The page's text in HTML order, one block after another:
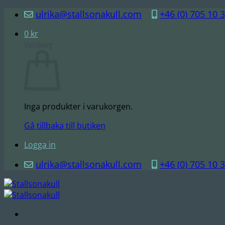
Skip
content
ulrika@stallsonakull.com +46 (0) 705 10
0 kr
Inga produkter i varukorgen.
Gå tillbaka till butiken
Logga in
ulrika@stallsonakull.com +46 (0) 705 10